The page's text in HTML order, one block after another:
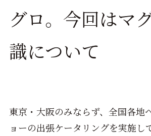
グロ。今回はマ
識について
東京・大阪のみならず、全国各地
ョーの出張ケータリングを実施し